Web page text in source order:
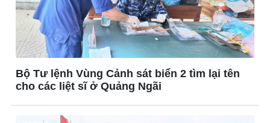
Bộ Tư lệnh Vùng Cảnh sát biển 2 tìm lại tên
cho các liệt sĩ ở Quảng Ngãi